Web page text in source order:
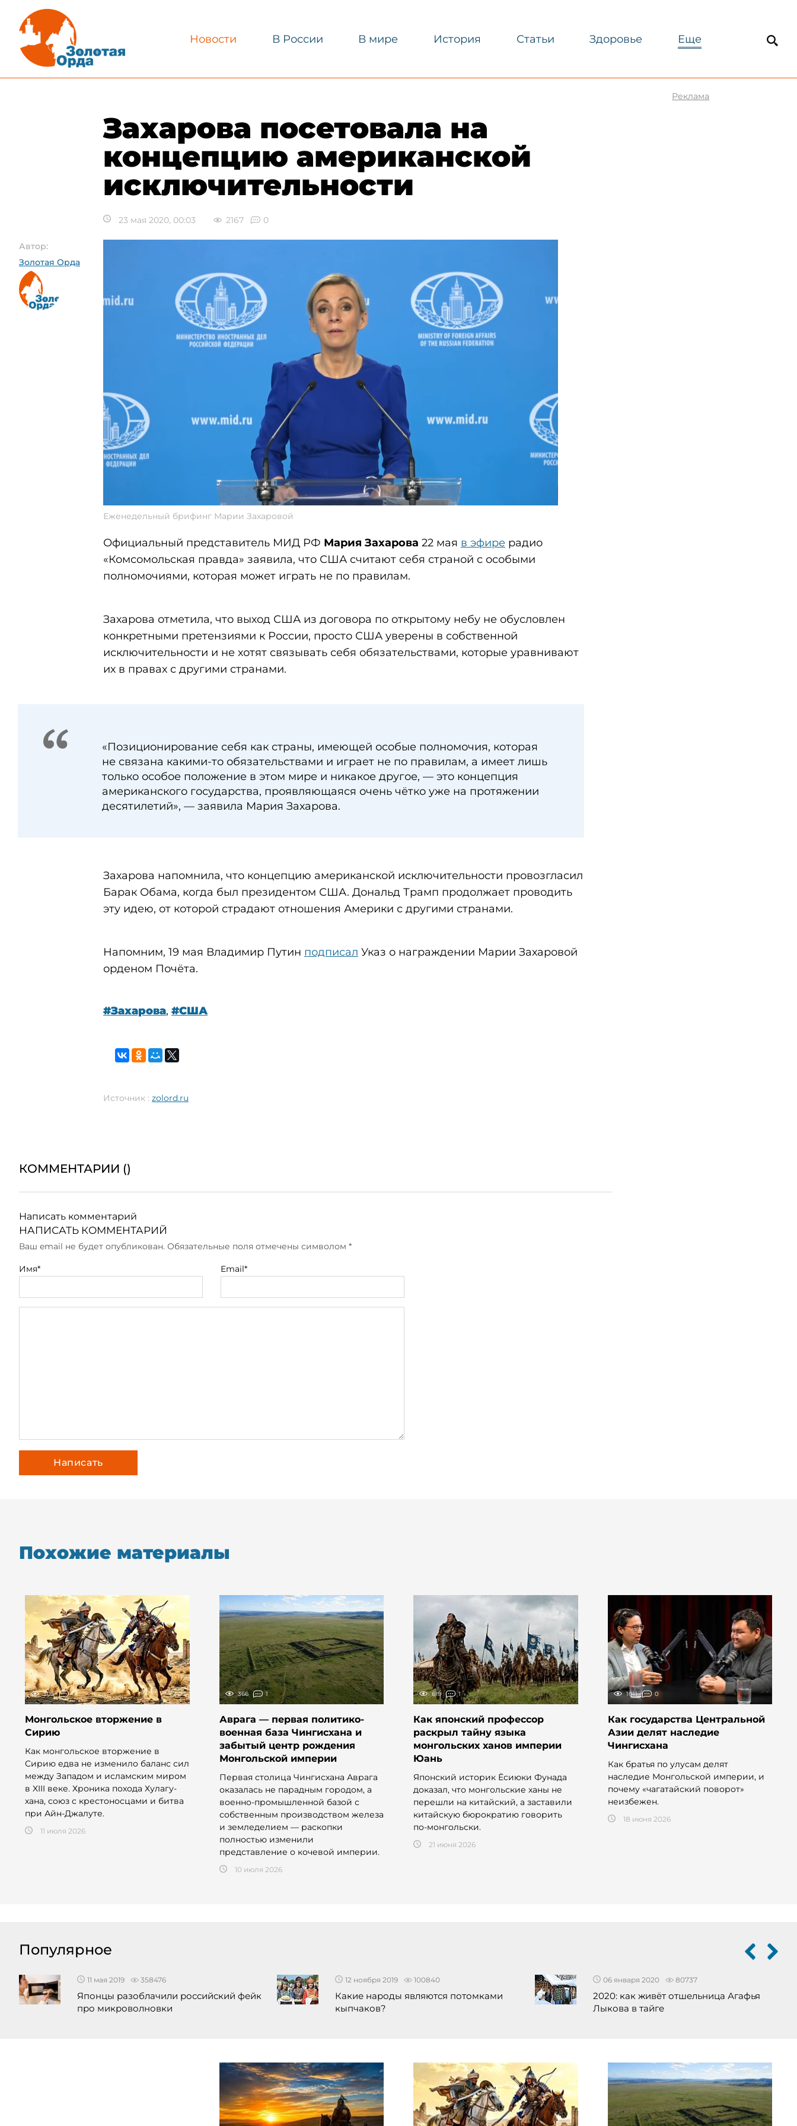
Новости В России В мире История Статьи Здоровье Еще
​Захарова посетовала на
концепцию американской
исключительности​
23 мая 2020, 00:03 2167 0
Автор:
Золотая Орда
Еженедельный брифинг Марии Захаровой
Официальный представитель МИД РФ Мария Захарова 22 мая в эфире радио
«Комсомольская правда» заявила, что США считают себя страной с особыми
полномочиями, которая может играть не по правилам.
Захарова отметила, что выход США из договора по открытому небу не обусловлен
конкретными претензиями к России, просто США уверены в собственной
исключительности и не хотят связывать себя обязательствами, которые уравнивают
их в правах с другими странами.
«Позиционирование себя как страны, имеющей особые полномочия, которая
не связана какими-то обязательствами и играет не по правилам, а имеет лишь
только особое положение в этом мире и никакое другое, — это концепция
американского государства, проявляющаяся очень чётко уже на протяжении
десятилетий», — заявила Мария Захарова.
Захарова напомнила, что концепцию американской исключительности провозгласил
Барак Обама, когда был президентом США. Дональд Трамп продолжает проводить
эту идею, от которой страдают отношения Америки с другими странами.
Напомним, 19 мая Владимир Путин подписал Указ о награждении Марии Захаровой
орденом Почёта.
#Захарова, #США
Источник : zolord.ru
Реклама
КОММЕНТАРИИ ()
Написать комментарий
НАПИСАТЬ КОММЕНТАРИЙ
Ваш email не будет опубликован. Обязательные поля отмечены символом *
Имя* Email*
Похожие материалы
305 0
Монгольское вторжение в
Сирию
Как монгольское вторжение в
Сирию едва не изменило баланс сил
между Западом и исламским миром
в XIII веке. Хроника похода Хулагу-
хана, союз с крестоносцами и битва
при Айн-Джалуте.
11 июля 2026
366 1
Аврага — первая политико-
военная база Чингисхана и
забытый центр рождения
Монгольской империи
Первая столица Чингисхана Аврага
оказалась не парадным городом, а
военно-промышленной базой с
собственным производством железа
и земледелием — раскопки
полностью изменили
представление о кочевой империи.
10 июля 2026
619 1
Как японский профессор
раскрыл тайну языка
монгольских ханов империи
Юань
Японский историк Ёсиюки Фунада
доказал, что монгольские ханы не
перешли на китайский, а заставили
китайскую бюрократию говорить
по-монгольски.
21 июня 2026
1011 0
Как государства Центральной
Азии делят наследие
Чингисхана
Как братья по улусам делят
наследие Монгольской империи, и
почему «чагатайский поворот»
неизбежен.
18 июня 2026
Популярное
11 мая 2019 358476
Японцы разоблачили российский фейк
про микроволновки
12 ноября 2019 100840
​Какие народы являются потомками
кыпчаков?
06 января 2020 80737
2020: как живёт отшельница Агафья
Лыкова в тайге